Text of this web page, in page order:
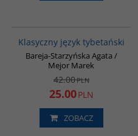
Klasyczny język tybetański
Bareja-Starzyńska Agata /
Mejor Marek
42.00PLN
25.00PLN
ZOBACZ